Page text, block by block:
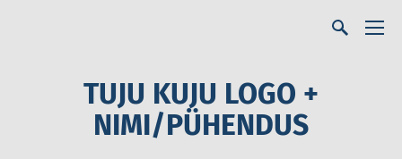
TUJU KUJU LOGO +
NIMI/PÜHENDUS